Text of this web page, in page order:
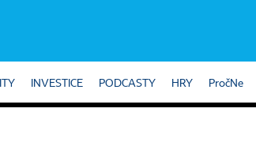
INVESTICE PODCASTY HRY PročNe